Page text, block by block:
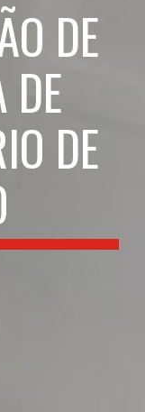
DE
DE
DE